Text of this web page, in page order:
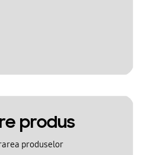
produs
produselor